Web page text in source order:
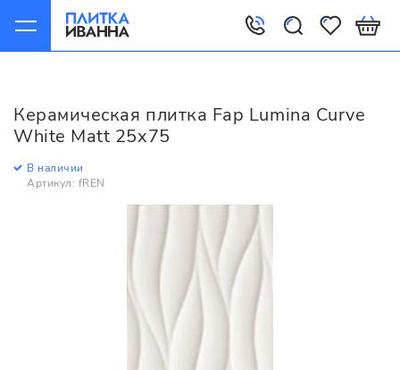
Керамическая плитка Fap Lumina Curve
White Matt 25x75
В наличии
Артикул: fREN